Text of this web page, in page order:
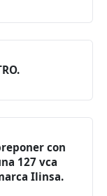
con
127 vca
Ilinsa.